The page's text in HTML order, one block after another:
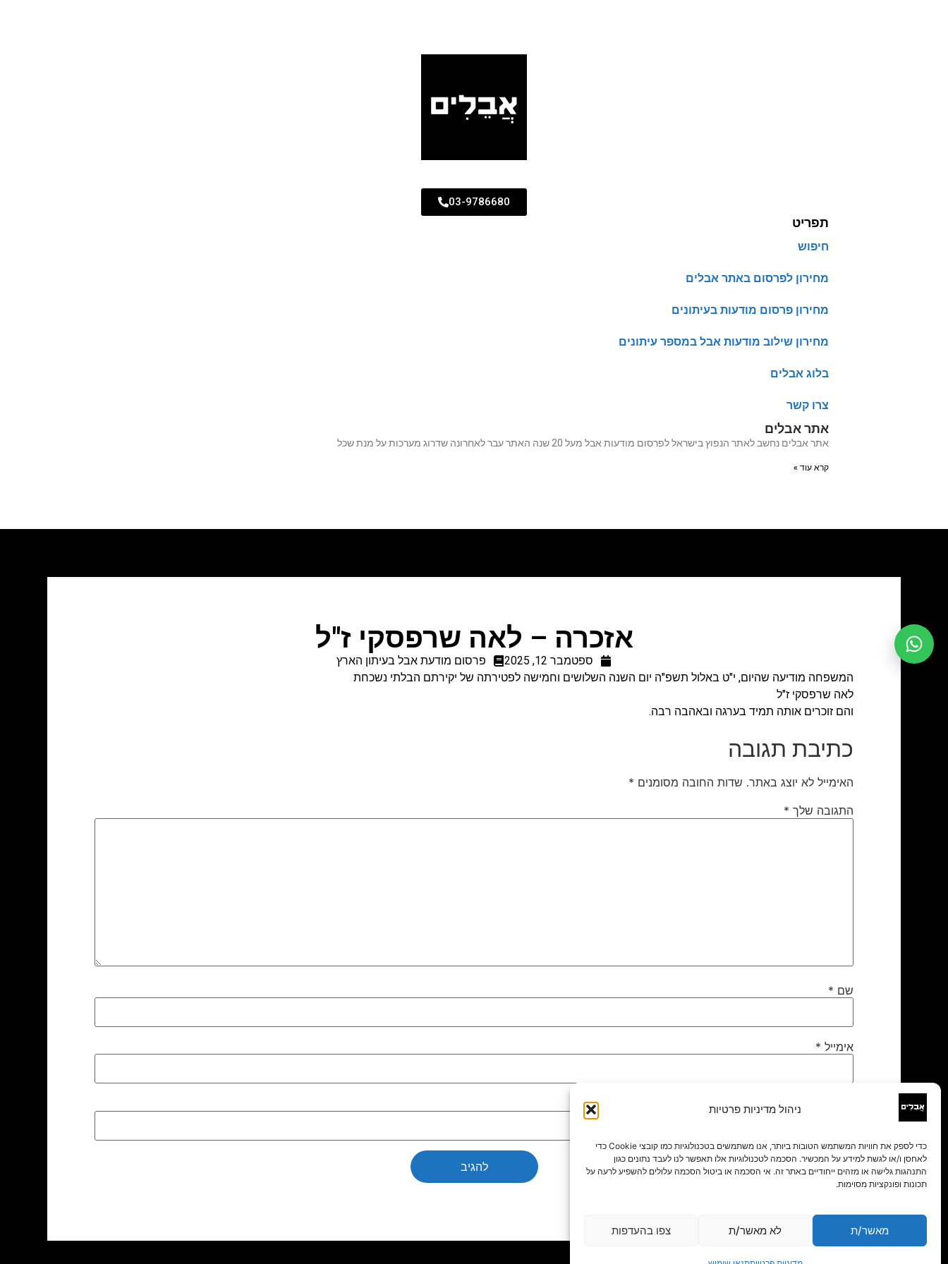
ניהול מדיניות פרטיות
כדי לספק את חוויות המשתמש הטובות ביותר, אנו משתמשים בטכנולוגיות כמו קובצי Cookie כדי
לאחסן ו/או לגשת למידע על המכשיר. הסכמה לטכנולוגיות אלו תאפשר לנו לעבד נתונים כגון
התנהגות גלישה או מזהים ייחודיים באתר זה. אי הסכמה או ביטול הסכמה עלולים להשפיע לרעה על
תכונות ופונקציות מסוימות.
מאשר/ת לא מאשר/ת צפו בהעדפות
03-9786680
תפריט
חיפוש
מחירון לפרסום באתר אבלים
מחירון פרסום מודעות בעיתונים
מחירון שילוב מודעות אבל במספר עיתונים
בלוג אבלים
צרו קשר
אתר אבלים
אתר אבלים נחשב לאתר הנפוץ בישראל לפרסום מודעות אבל מעל 20 שנה האתר עבר לאחרונה שדרוג מערכות על מנת שכל
קרא עוד »
אזכרה – לאה שרפסקי ז"ל
ספטמבר 12, 2025
פרסום מודעת אבל בעיתון הארץ
המשפחה מודיעה שהיום, י"ט באלול תשפ"ה יום השנה השלושים וחמישהלפטירתה של יקירתם הבלתי נשכחת
לאה שרפסקי ז"ל
והם זוכרים אותה תמיד בערגה ובאהבה רבה.
כתיבת תגובה
האימייל לא יוצג באתר. שדות החובה מסומנים *
התגובה שלך *
שם *
אימייל *